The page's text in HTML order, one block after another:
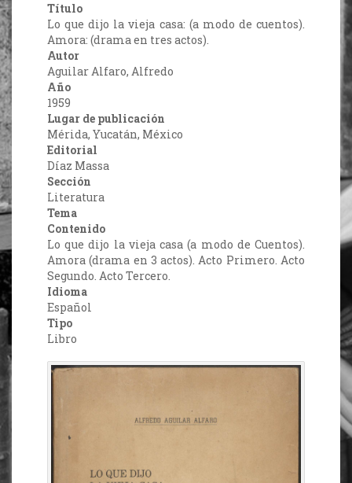
Título
Lo que dijo la vieja casa: (a modo de cuentos).
Amora: (drama en tres actos).
Autor
Aguilar Alfaro, Alfredo
Año
1959
Lugar de publicación
Mérida, Yucatán, México
Editorial
Díaz Massa
Sección
Literatura
Tema
Contenido
Lo que dijo la vieja casa (a modo de Cuentos).
Amora (drama en 3 actos). Acto Primero. Acto
Segundo. Acto Tercero.
Idioma
Español
Tipo
Libro